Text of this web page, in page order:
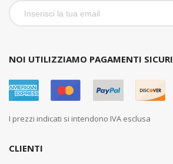
NOI UTILIZZIAMO PAGAMENTI SICURI
I prezzi indicati si intendono IVA esclusa
CLIENTI